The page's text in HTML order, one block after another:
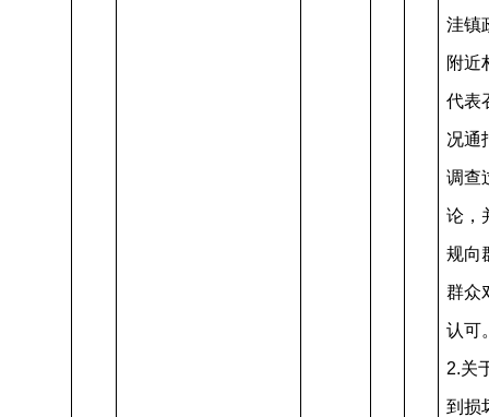
洼镇
附近
代表
况通
调查
论，
规向
群众
认可
2.关
到损